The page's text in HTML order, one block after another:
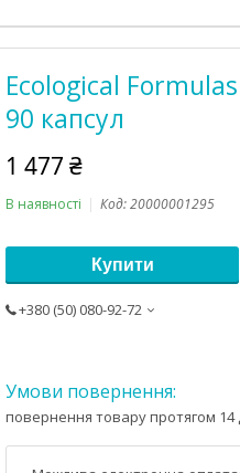
Ecological
90 капсул
1 477 ₴
В наявності Код:20000001295
Купити
+380 (50) 080-92-72
повернення товару протягом 14